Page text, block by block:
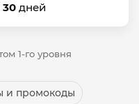
30 дней
1-го уровня
и промокоды